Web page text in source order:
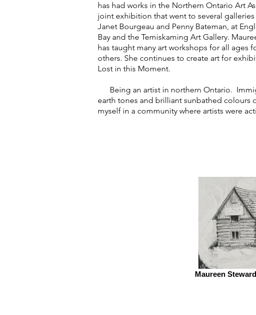
has had works in the Northern Ontario Art
joint exhibition that went to several
Janet Bourgeau and Penny Bateman, at
Bay and the Temiskaming Art Gallery.
has taught many art workshops for all ages
others. She continues to create art for
Lost in this Moment.
Being an artist in northern Ontario.
earth tones and brilliant sunbathed colours
myself in a community where artists were
Maureen